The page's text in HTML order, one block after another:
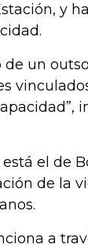
y ha
de un
el de
de la
a